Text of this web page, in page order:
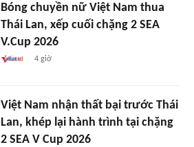
Bóng chuyền nữ Việt Nam thua
Thái Lan, xếp cuối chặng 2 SEA
V.Cup 2026
4 giờ
Việt Nam nhận thất bại trước Thái
Lan, khép lại hành trình tại chặng
2 SEA V Cup 2026